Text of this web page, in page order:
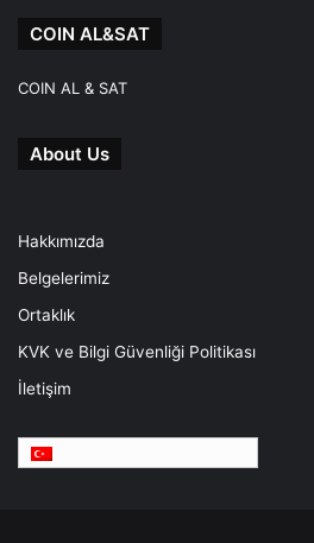
COIN AL&SAT
COIN AL & SAT
About Us
Hakkımızda
Belgelerimiz
Ortaklık
KVK ve Bilgi Güvenliği Politikası
İletişim